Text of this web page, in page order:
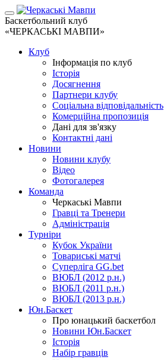
Баскетбольний клуб
«ЧЕРКАСЬКІ МАВПИ»
Клуб
Інформація по клуб
Історія
Досягнення
Партнери клубу
Соціальна відповідальність
Комерційна пропозиція
Дані для зв'язку
Контактні дані
Новини
Новини клубу
Відео
Фотогалерея
Команда
Черкаські Мавпи
Гравці та Тренери
Адміністрація
Турніри
Кубок України
Товариські матчі
Суперліга GG.bet
ВЮБЛ (2012 р.н.)
ВЮБЛ (2011 р.н.)
ВЮБЛ (2013 р.н.)
Юн.Баскет
Про юнацький баскетбол
Новини Юн.Баскет
Історія
Набір гравців